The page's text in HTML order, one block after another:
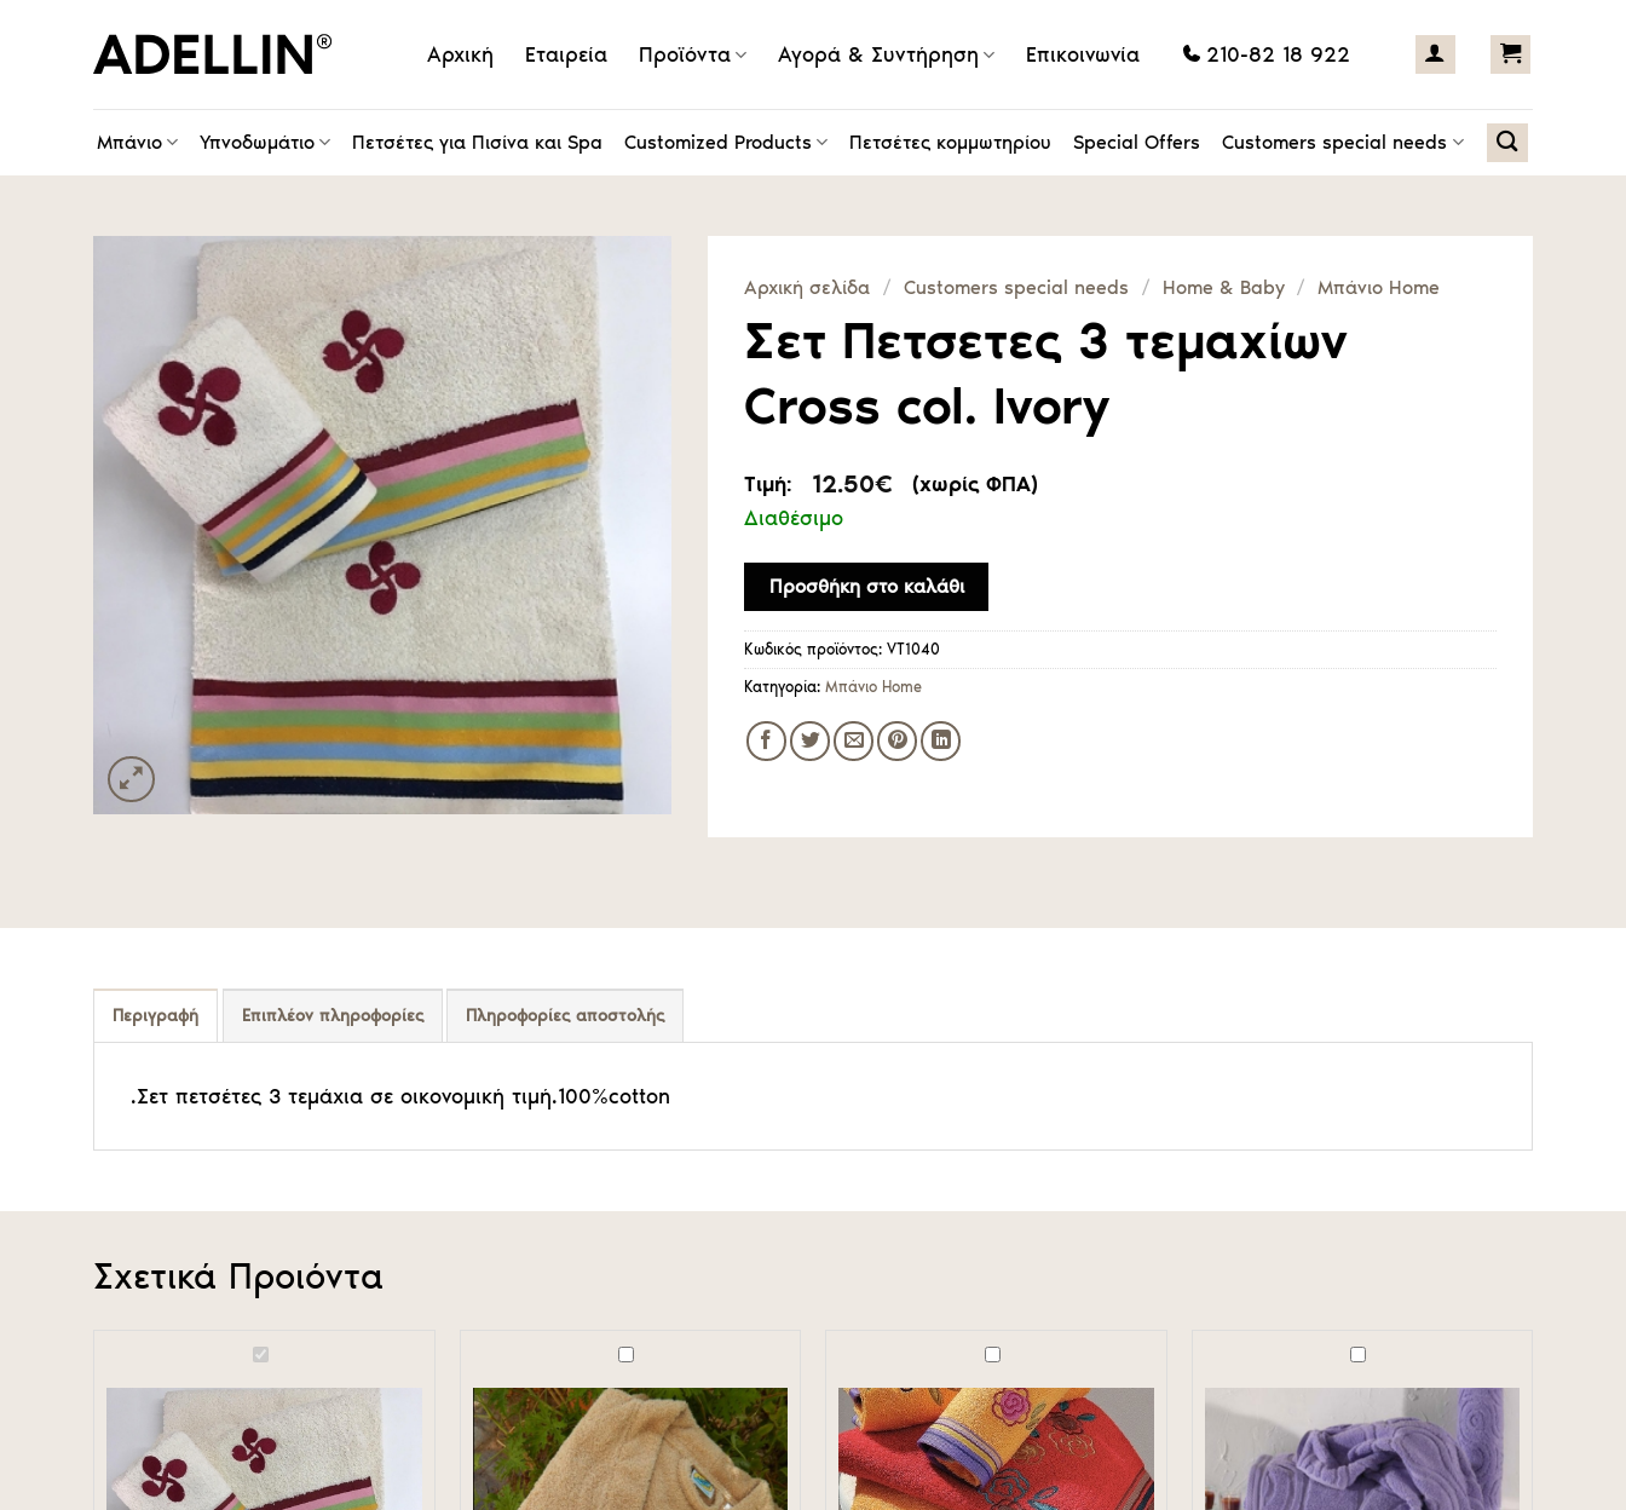
Αρχική Εταιρεία Προϊόντα Αγορά & Συντήρηση Επικοινωνία 210-82 18 922
Μπάνιο Υπνοδωμάτιο Πετσέτες για Πισίνα και Spa Customized Products Πετσέτες κομμωτηρίου Special Offers Customers special needs
Αρχική σελίδα / Customers special needs / Home & Baby / Μπάνιο Home
Σετ Πετσετες 3 τεμαχίων
Cross col. Ivory
Τιμή: 12.50€
(χωρίς ΦΠΑ)
Διαθέσιμο
Προσθήκη στο καλάθι
Κωδικός προϊόντος:VT1040
Κατηγορία:Μπάνιο Home
Περιγραφή Επιπλέον πληροφορίες Πληροφορίες αποστολής
.Σετ πετσέτες 3 τεμάχια σε οικονομική τιμή.100%cotton
Σχετικά Προιόντα
τεμαχίων
col.
Ivory
col
Sand
Κέντημα
3
Τεμαχίων
des.
Candy
PT122
Μωβ